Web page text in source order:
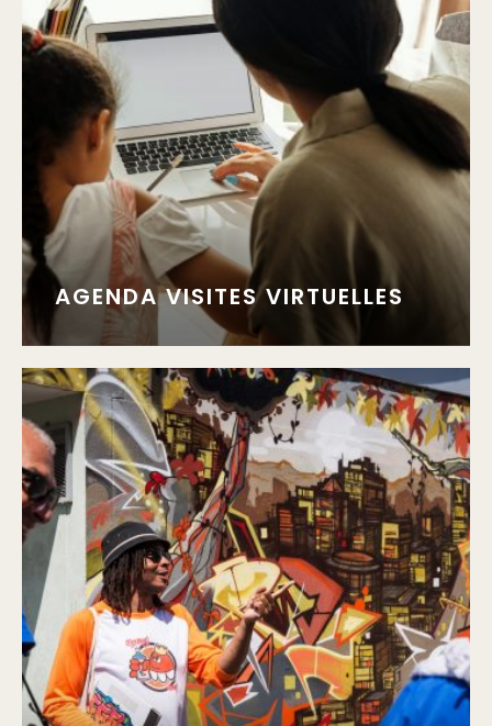
AGENDA VISITES VIRTUELLES